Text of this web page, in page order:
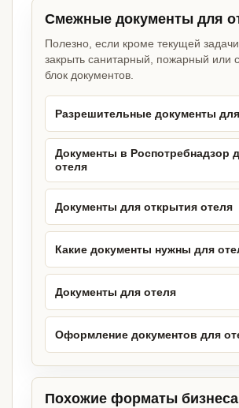
Смежные документы для
Полезно, если кроме текущей
закрыть санитарный, пожарный или
блок документов.
Разрешительные документы
Документы в Роспотребнадзор
отеля
Документы для открытия отеля
Какие документы нужны для
Документы для отеля
Оформление документов для
Похожие форматы бизнеса